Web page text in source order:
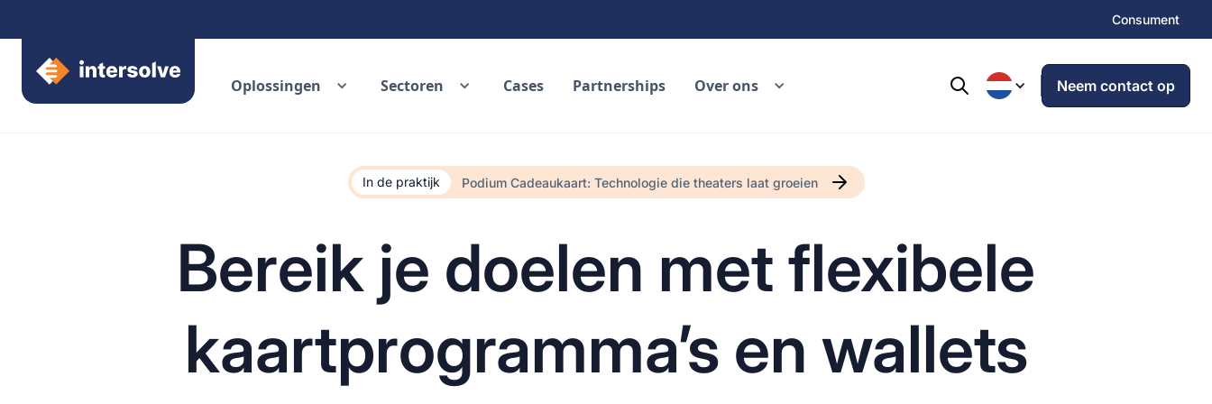
Consument
Oplossingen Sectoren Cases Partnerships Over ons Neem contact op
In de praktijk Podium Cadeaukaart: Technologie die theaters laat groeien
Bereik je doelen met flexibele
kaartprogramma’s en wallets